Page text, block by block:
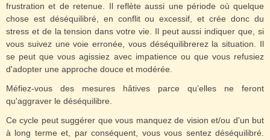
frustration et de retenue. Il reflète aussi une période où quelque
chose est déséquilibré, en conflit ou excessif, et crée donc du
stress et de la tension dans votre vie. Il peut aussi indiquer que, si
vous suivez une voie erronée, vous déséquilibrerez la situation. Il
se peut que vous agissiez avec impatience ou que vous refusiez
d'adopter une approche douce et modérée.
Méfiez-vous des mesures hâtives parce qu’elles ne feront
qu'aggraver le déséquilibre.
Ce cycle peut suggérer que vous manquez de vision et/ou d'un but
à long terme et, par conséquent, vous vous sentez déséquilibré.